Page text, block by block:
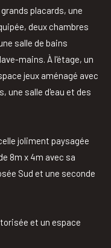
placards, une
deux chambres
salle de bains
mains. À l'étage, un
jeux aménagé avec
une salle d'eau et des
joliment paysagée
8m x 4m avec sa
Sud et une seconde
et un espace